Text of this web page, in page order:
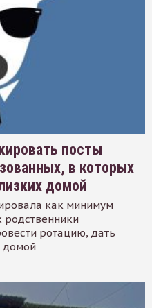
посты
в которых
домой
как минимум
родственники
ротацию, дать
домой